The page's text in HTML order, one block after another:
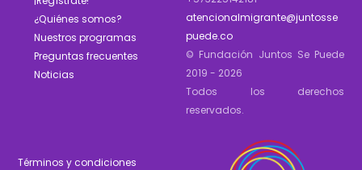
¿Quiénes somos?
Nuestros programas
Preguntas frecuentes
Noticias
atencionalmigrante@juntosse
puede.co
© Fundación Juntos Se Puede
2019 - 2026
Todos los derechos
reservados.
Términos y condiciones